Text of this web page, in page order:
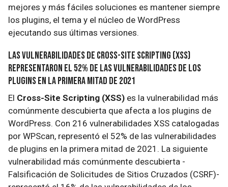
mejores y más fáciles soluciones es mantener siempre
los plugins, el tema y el núcleo de WordPress
ejecutando sus últimas versiones.
Las vulnerabilidades de Cross-Site Scripting (XSS)
representaron el 52% de las vulnerabilidades de los
plugins en la primera mitad de 2021
El Cross-Site Scripting (XSS) es la vulnerabilidad más
comúnmente descubierta que afecta a los plugins de
WordPress. Con 216 vulnerabilidades XSS catalogadas
por WPScan, representó el 52% de las vulnerabilidades
de plugins en la primera mitad de 2021. La siguiente
vulnerabilidad más comúnmente descubierta -
Falsificación de Solicitudes de Sitios Cruzados (CSRF)-